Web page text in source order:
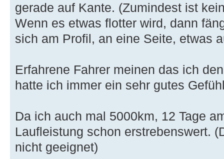
gerade auf Kante. (Zumindest ist
Wenn es etwas flotter wird, dann
sich am Profil, an eine Seite, etwas
Erfahrene Fahrer meinen das ich
hatte ich immer ein sehr gutes
Da ich auch mal 5000km, 12 Tage
Laufleistung schon erstrebenswert.
nicht geeignet)